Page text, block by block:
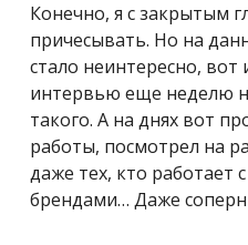
Конечно, я с закрытым
причесывать. Но на
стало неинтересно, вот
интервью еще неделю
такого. А на днях вот
работы, посмотрел на
даже тех, кто работает
брендами… Даже